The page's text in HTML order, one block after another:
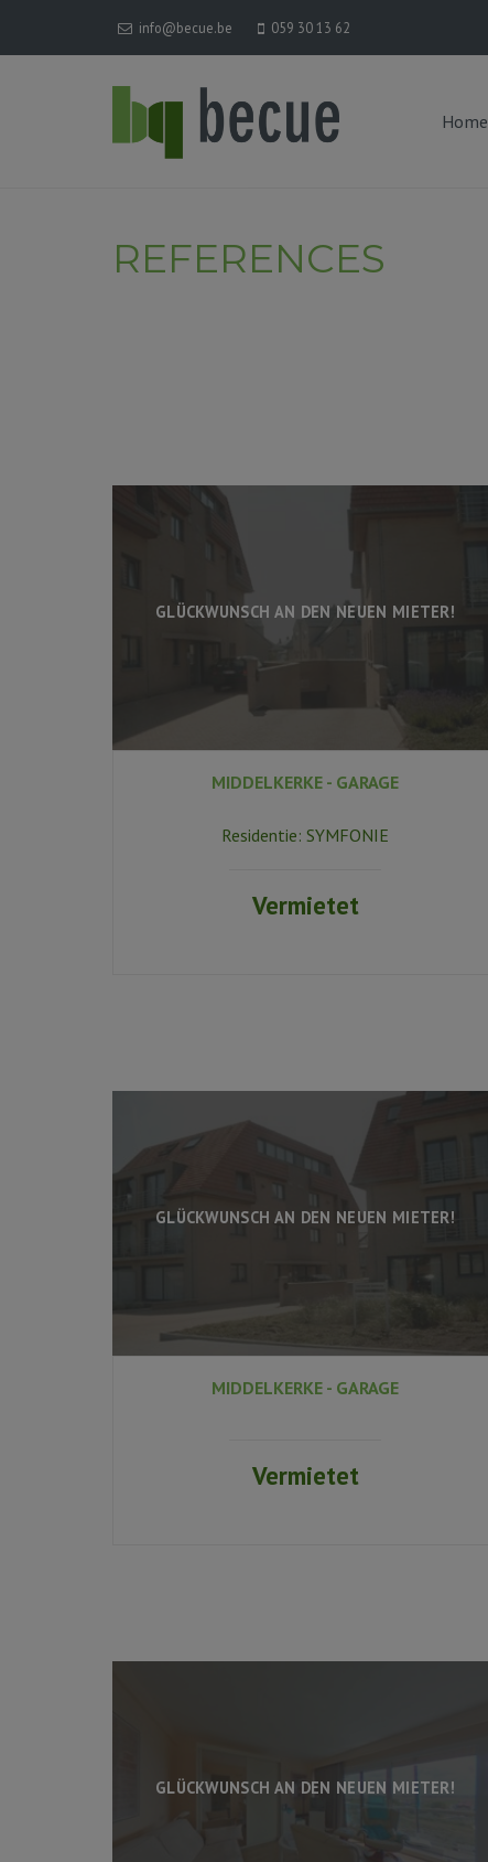
info@becue.be 059 30 13 62
Home
REFERENCES
GLÜCKWUNSCH AN DEN NEUEN MIETER!
MIDDELKERKE - GARAGE
Residentie: SYMFONIE
Vermietet
GLÜCKWUNSCH AN DEN NEUEN MIETER!
MIDDELKERKE - GARAGE
Vermietet
GLÜCKWUNSCH AN DEN NEUEN MIETER!